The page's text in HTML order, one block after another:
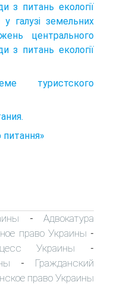
з питань екології
галузі земельних
центрального
з питань екології
туристского
питання»
-Адвокатура
право Украины -
Украины -
- Гражданский
право Украины